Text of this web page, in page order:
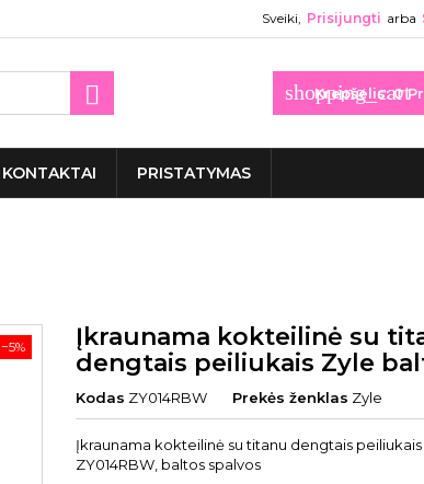
Sveiki, Prisijungti arba
shopping_cart
Krepšelis: 0

KONTAKTAI PRISTATYMAS
−5%
Įkraunama kokteilinė su
dengtais peiliukais Zyle
Kodas ZY014RBW Prekės ženklas Zyle
Įkraunama kokteilinė su titanu dengtais peiliukais
ZY014RBW, baltos spalvos